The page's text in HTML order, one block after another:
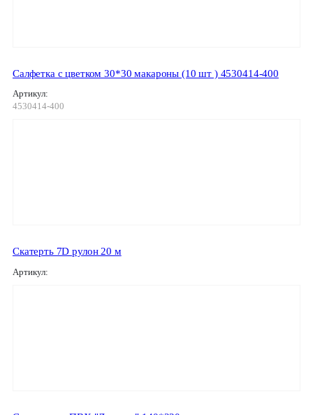
Салфетка с цветком 30*30 макароны (10 шт ) 4530414-400
Артикул:
4530414-400
Скатерть 7D рулон 20 м
Артикул: